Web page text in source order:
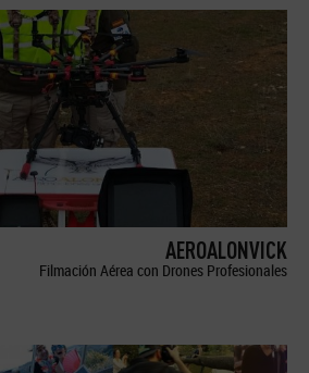
AEROALONVICK
Filmación Aérea con Drones Profesionales